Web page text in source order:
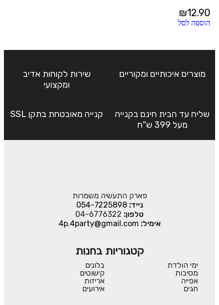
₪12.90
הוספה לסל
מוצרים איכותיים ומקוריים
שירות לקוחות אדיב
ומקצועי
שליח עד הבית חינם בקנייה
מעל 399 ש"ח
קנייה מאובטחת בתקן SSL
פארק התעשיה משמרות
נייד:054-7225898
טלפון: 04-6776322
אימיל: 4p.4party@gmail.com
קטגוריות בחנות
ימי הולדת
מסיבות
אפייה
חגים
בלונים
קישוטים
אריזות
אירועים